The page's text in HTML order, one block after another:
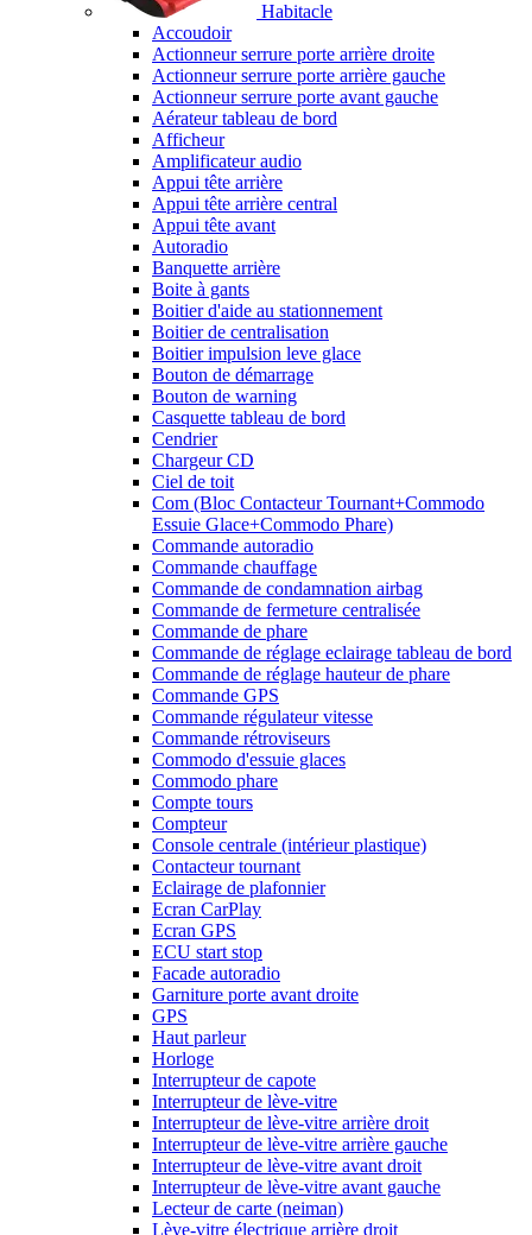
Habitacle
Accoudoir
Actionneur serrure porte arrière droite
Actionneur serrure porte arrière gauche
Actionneur serrure porte avant gauche
Aérateur tableau de bord
Afficheur
Amplificateur audio
Appui tête arrière
Appui tête arrière central
Appui tête avant
Autoradio
Banquette arrière
Boite à gants
Boitier d'aide au stationnement
Boitier de centralisation
Boitier impulsion leve glace
Bouton de démarrage
Bouton de warning
Casquette tableau de bord
Cendrier
Chargeur CD
Ciel de toit
Com (Bloc Contacteur Tournant+Commodo
Essuie Glace+Commodo Phare)
Commande autoradio
Commande chauffage
Commande de condamnation airbag
Commande de fermeture centralisée
Commande de phare
Commande de réglage eclairage tableau de bord
Commande de réglage hauteur de phare
Commande GPS
Commande régulateur vitesse
Commande rétroviseurs
Commodo d'essuie glaces
Commodo phare
Compte tours
Compteur
Console centrale (intérieur plastique)
Contacteur tournant
Eclairage de plafonnier
Ecran CarPlay
Ecran GPS
ECU start stop
Facade autoradio
Garniture porte avant droite
GPS
Haut parleur
Horloge
Interrupteur de capote
Interrupteur de lève-vitre
Interrupteur de lève-vitre arrière droit
Interrupteur de lève-vitre arrière gauche
Interrupteur de lève-vitre avant droit
Interrupteur de lève-vitre avant gauche
Lecteur de carte (neiman)
Lève-vitre électrique arrière droit